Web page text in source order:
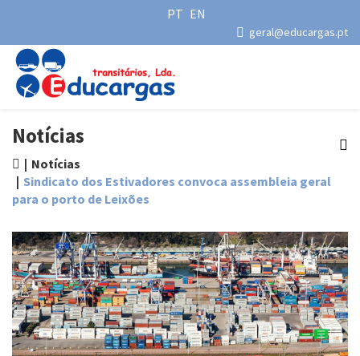
PT EN
geral@educargas.pt
Notícias
Notícias
Sindicato dos Estivadores convoca assembleia geral
para o porto de Leixões